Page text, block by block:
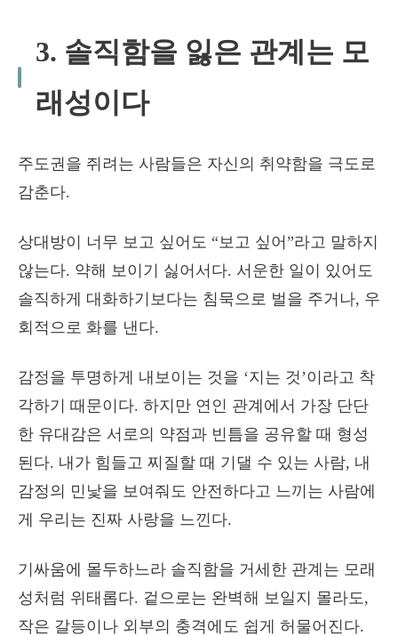
3. 솔직함을 잃은 관계는 모
래성이다
주도권을 쥐려는 사람들은 자신의 취약함을 극도로
감춘다.
상대방이 너무 보고 싶어도 “보고 싶어”라고 말하지
않는다. 약해 보이기 싫어서다. 서운한 일이 있어도
솔직하게 대화하기보다는 침묵으로 벌을 주거나, 우
회적으로 화를 낸다.
감정을 투명하게 내보이는 것을 ‘지는 것’이라고 착
각하기 때문이다. 하지만 연인 관계에서 가장 단단
한 유대감은 서로의 약점과 빈틈을 공유할 때 형성
된다. 내가 힘들고 찌질할 때 기댈 수 있는 사람, 내
감정의 민낯을 보여줘도 안전하다고 느끼는 사람에
게 우리는 진짜 사랑을 느낀다.
기싸움에 몰두하느라 솔직함을 거세한 관계는 모래
성처럼 위태롭다. 겉으로는 완벽해 보일지 몰라도,
작은 갈등이나 외부의 충격에도 쉽게 허물어진다.